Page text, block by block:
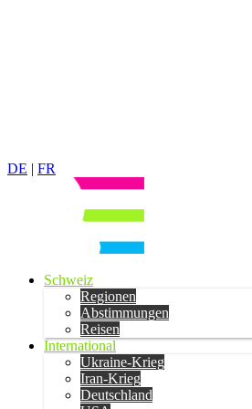
DE | FR
Schweiz
Regionen
Abstimmungen
Reisen
International
Ukraine-Krieg
Iran-Krieg
Deutschland